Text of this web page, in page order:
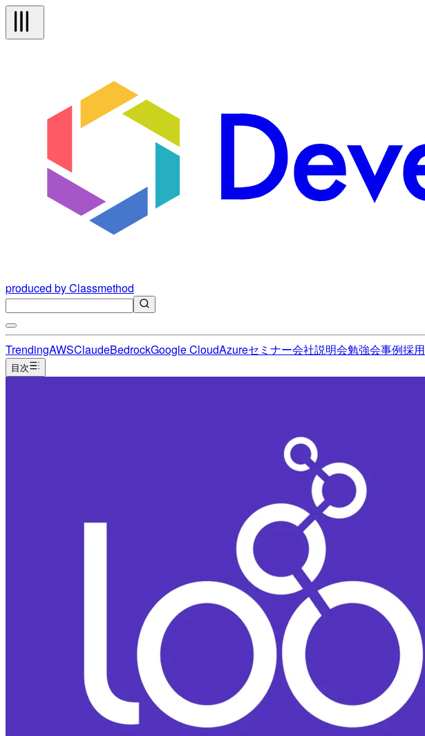
produced by Classmethod
TrendingAWSClaudeBedrockGoogle CloudAzureセミナー会社説明会勉強会事例採用
目次